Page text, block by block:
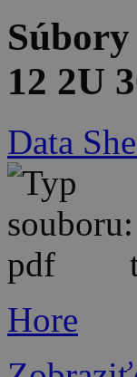
12 2U
Data
Hore